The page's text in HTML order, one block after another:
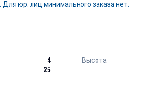
юр. лиц минимального заказа нет.
4
25
Высота